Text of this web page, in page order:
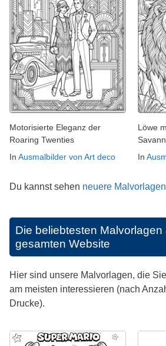
Motorisierte Eleganz der
Roaring Twenties
In Ausmalbilder von Art deco
Löwe
In
Du kannst sehen neuere
Die beliebtesten Malvorlagen
gesamten Website
Hier sind unsere Malvorlagen, die
am meisten interessieren (nach
Drucke).